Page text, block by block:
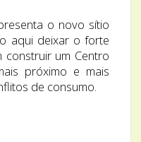
o novo sítio
aqui deixar o forte
construir um Centro
próximo e mais
de consumo.